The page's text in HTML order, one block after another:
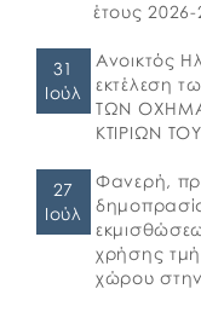
έτους 2026-
31
Ιούλ
Ανοικτός
εκτέλεση
ΤΩΝ
ΚΤΙΡΙΩΝ
27
Ιούλ
Φανερή,
χρήσης
χώρου στην